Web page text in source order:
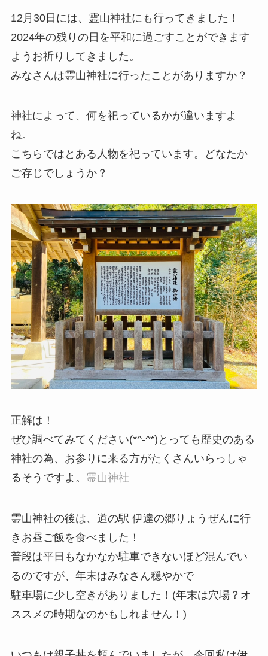
12月30日には、霊山神社にも行ってきました！
2024年の残りの日を平和に過ごすことができます
ようお祈りしてきました。
みなさんは霊山神社に行ったことがありますか？
神社によって、何を祀っているかが違いますよ
ね。
こちらではとある人物を祀っています。どなたか
ご存じでしょうか？
正解は！
ぜひ調べてみてください(*^-^*)とっても歴史のある
神社の為、お参りに来る方がたくさんいらっしゃ
るそうですよ。 霊山神社
霊山神社の後は、道の駅 伊達の郷りょうぜんに行
きお昼ご飯を食べました！
普段は平日もなかなか駐車できないほど混んでい
るのですが、年末はみなさん穏やかで
駐車場に少し空きがありました！(年末は穴場？オ
ススメの時期なのかもしれません！)